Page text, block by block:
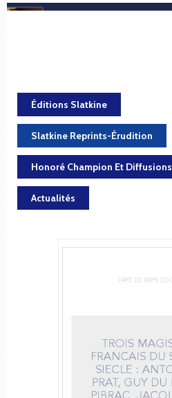
Éditions Slatkine
Slatkine Reprints-Érudition
Honoré Champion Et Diffusions
Actualités